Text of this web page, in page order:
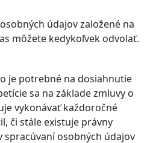
údajov založené na
môžete kedykoľvek odvolať.
je potrebné na dosiahnutie
sa na základe zmluvy o
vykonávať každoročné
či stále existuje právny
spracúvaní osobných údajov